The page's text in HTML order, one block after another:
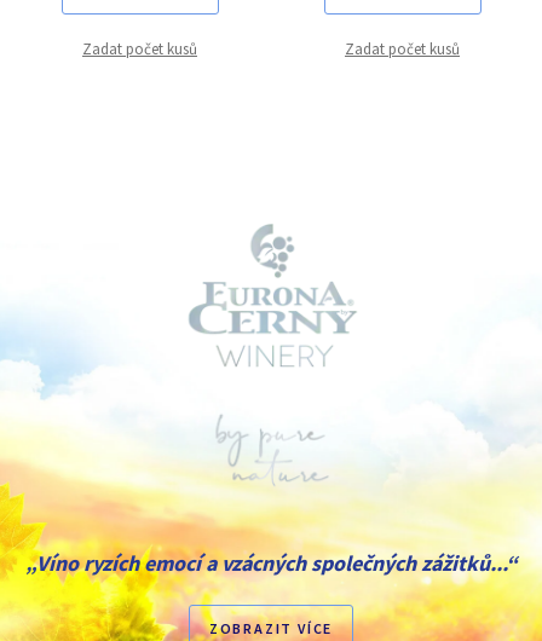
Zadat počet kusů Zadat počet kusů
„Víno ryzích emocí a vzácných společných zážitků...“
ZOBRAZIT VÍCE